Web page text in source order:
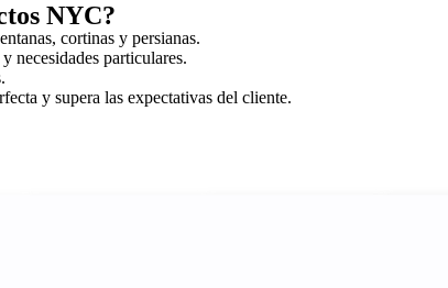
NYC?
cortinas y persianas.
necesidades particulares.
y supera las expectativas del cliente.